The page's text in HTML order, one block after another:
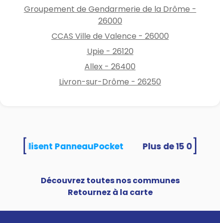
nuisances olfactives. D'autres
pistes d'amélioration
afin de concilier la qualité du
service et le cadre de vie des
riverains.
Préserver la propreté et le
engagement au quotidien. ♻️
Groupement de Gendarmerie de la Drôme -
26000
CCAS Ville de Valence - 26000
Upie - 26120
Allex - 26400
Livron-sur-Drôme - 26250
utilisent PanneauPocket
Découvrez toutes nos communes
Retournez à la carte